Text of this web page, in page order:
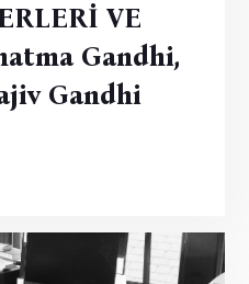
VE
Gandhi,
Gandhi